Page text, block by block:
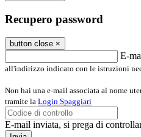
Recupero password
button close ×
E-
all'indirizzo indicato con le istruzioni
Non hai una e-mail associata al nome
tramite la Login Spaggiari
E-mail inviata, si prega di